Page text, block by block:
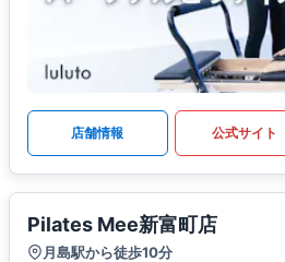
店舗情報 公式サイト
Pilates Mee新富町店
月島駅から徒歩10分